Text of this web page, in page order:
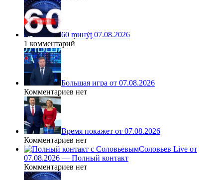
60 ṃинẏƫ 07.08.2026
1 комментарий
Большая игра от 07.08.2026
Комментариев нет
Время покажет от 07.08.2026
Комментариев нет
Соловьев Live от
07.08.2026 — Полный контакт
Комментариев нет